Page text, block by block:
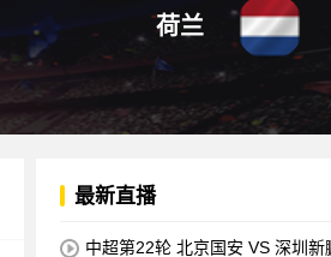
荷兰
最新直播
中超第22轮 北京国安 VS 深圳新